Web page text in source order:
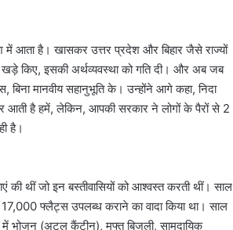
आता है। खासकर उत्तर प्रदेश और बिहार जैसे राज्यों
किए, इसकी अर्थव्यवस्था को गति दी। और अब जब
बिना मानवीय सहानुभूति के। उन्होंने आगे कहा, निदा
आती है हमें, लेकिन, आपकी सरकार ने लोगों के पैरों से 2
है।
थीं जो इन बस्तीवासियों को आश्वस्त करती थीं। साल
17,000 फ्लैट्स उपलब्ध कराने का वादा किया था। साल
में भोजन (अटल कैंटीन), मुफ्त बिजली, सामुदायिक